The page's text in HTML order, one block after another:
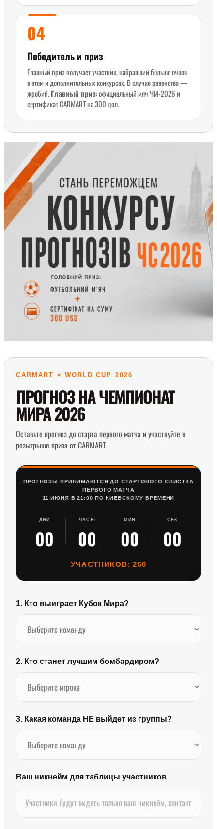
04
Победитель и приз
Главный приз получает участник, набравший больше очков
в этом и дополнительных конкурсах. В случае равенства —
жребий.Главный приз: официальный мяч ЧМ-2026 и
сертификат CARMART на 300 дол.
CARMART × WORLD CUP 2026
ПРОГНОЗ НА ЧЕМПИОНАТ
МИРА 2026
Оставьте прогноз до старта первого матча и участвуйте в
розыгрыше приза от CARMART.
ПРОГНОЗЫ ПРИНИМАЮТСЯ ДО СТАРТОВОГО СВИСТКА
ПЕРВОГО МАТЧА
11 ИЮНЯ В 21:00 ПО КИЕВСКОМУ ВРЕМЕНИ
ДНИ
00
ЧАСЫ
00
МИН
00
СЕК
00
УЧАСТНИКОВ:250
1. Кто выиграет Кубок Мира?
2. Кто станет лучшим бомбардиром?
3. Какая команда НЕ выйдет из группы?
Ваш никнейм для таблицы участников